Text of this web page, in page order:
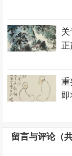
正
留言与评论（